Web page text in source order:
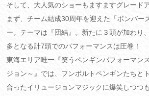
そして、大人気のショーもますますグレードア
まず、チーム結成30周年を迎えた「ボンバー
ー。テーマは『団結』。新たに３頭が加わり
多となる計7頭でのパフォーマンスは圧巻！
東海エリア唯一『笑うペンギンパフォーマン
ジョン～』では、フンボルトペンギンたちと
合ったイリュージョンマジックに爆笑しつつ